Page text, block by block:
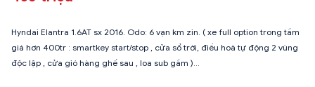
Hyndai Elantra 1.6AT sx 2016. Odo: 6 vạn km zin. ( xe full option trong tầm
giá hơn 400tr : smartkey start/stop , cửa sổ trời, điều hoà tự động 2 vùng
độc lập , cửa gió hàng ghế sau , loa sub gầm )…